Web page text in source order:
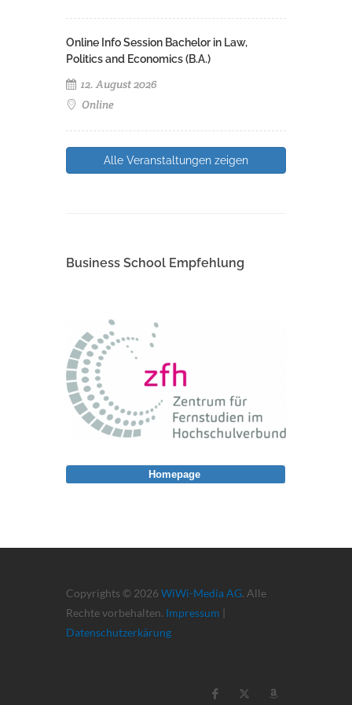
Online Info Session Bachelor in Law,
Politics and Economics (B.A.)
12. August 2026
Online
Alle Veranstaltungen zeigen
Business School Empfehlung
Copyrights © 2026 WiWi-Media AG. Alle
Rechte vorbehalten. Impressum |
Datenschutzerkärung
Homepage